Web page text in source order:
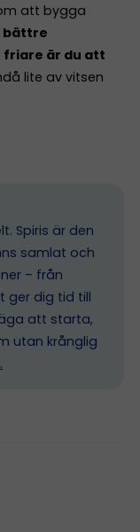
att bygga
bättre
friare är du att
lite av vitsen
Spiris är den
samlat och
– från
ger dig tid till
att starta,
utan krånglig
.